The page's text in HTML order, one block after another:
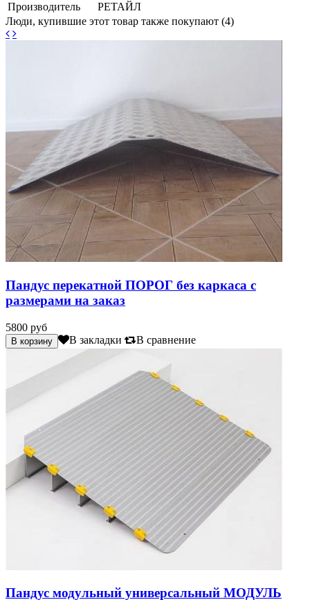
Производитель
РЕТАЙЛ
Люди, купившие этот товар также покупают (4)
Пандус перекатной ПОРОГ без каркаса с
размерами на заказ
5800 руб
В закладки В сравнение
Пандус модульный универсальный МОДУЛЬ